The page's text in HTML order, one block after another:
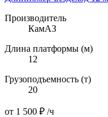
Производитель
КамАЗ
Длина платформы (м)
12
Грузоподъемность (т)
20
от 1 500 ₽ /ч